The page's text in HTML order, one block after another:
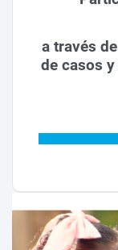
a través
de